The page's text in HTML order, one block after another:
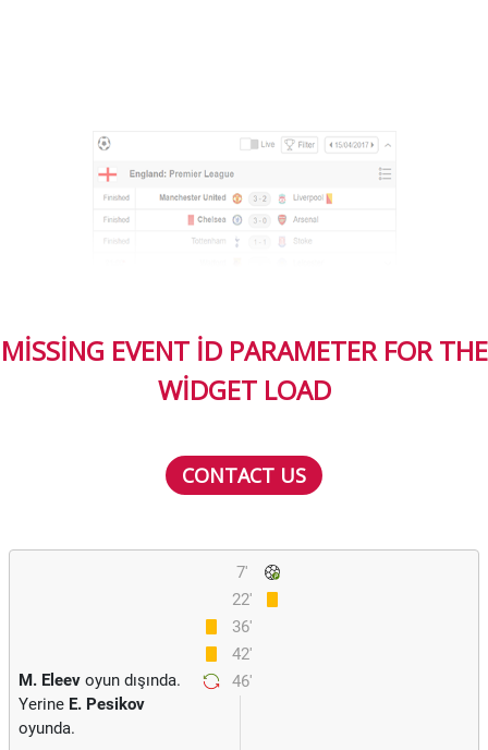
MISSING EVENT ID PARAMETER FOR THE
WIDGET LOAD
CONTACT US
7'
22'
36'
42'
46'
M. Eleev oyun dışında.
Yerine E. Pesikov
oyunda.